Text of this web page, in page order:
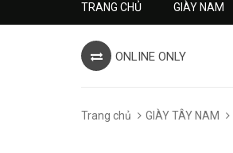
TRANG CHỦ GIÀY NAM
ONLINE ONLY
Trang chủ GIÀY TÂY NAM